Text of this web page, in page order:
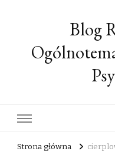
Blog
Strona główna